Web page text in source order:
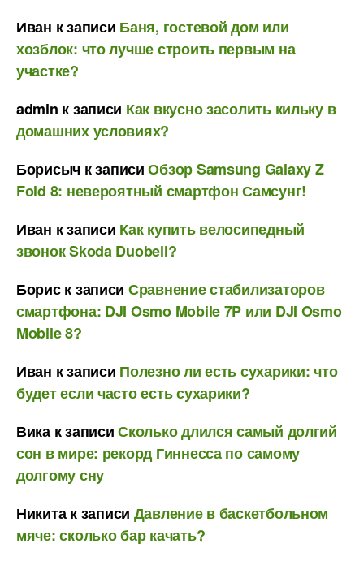
Иван к записи Баня, гостевой дом или
хозблок: что лучше строить первым на
участке?
admin к записи Как вкусно засолить кильку в
домашних условиях?
Борисыч к записиОбзор Samsung Galaxy Z
Fold 8: невероятный смартфон Самсунг!
Иван к записи Как купить велосипедный
звонок Skoda Duobell?
Бориск записи Сравнение стабилизаторов
смартфона: DJI Osmo Mobile 7P или DJI Osmo
Mobile 8?
Иван к записи Полезно ли есть сухарики: что
будет если часто есть сухарики?
Викак записиСколько длился самый долгий
сон в мире: рекорд Гиннесса по самому
долгому сну
Никитак записи Давление в баскетбольном
мяче: сколько бар качать?